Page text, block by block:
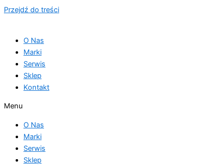
Przejdź do treści
O Nas
Marki
Serwis
Sklep
Kontakt
Menu
O Nas
Marki
Serwis
Sklep